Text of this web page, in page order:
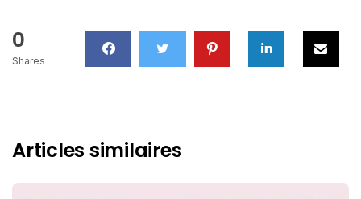
0
Shares
Articles similaires